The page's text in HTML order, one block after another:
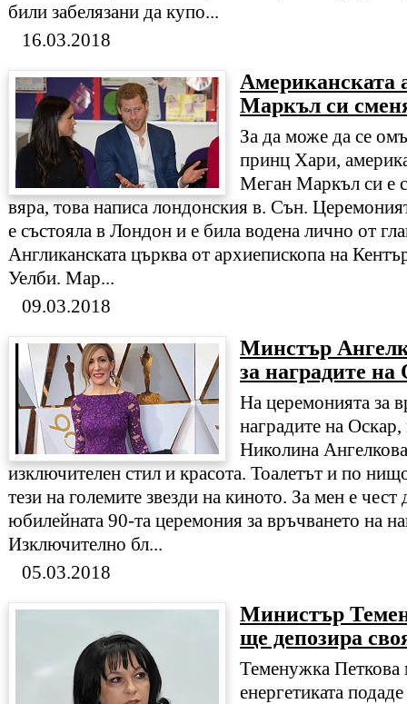
били забелязани да купо...
16.03.2018
Американската
Маркъл си
За да може да се
принц Хари,
Меган Маркъл си е
вяра, това написа лондонския в. Сън.
е състояла в Лондон и е била водена лично от
Англиканската църква от архиепископа на
Уелби. Мар...
09.03.2018
Минстър
за наградите на
На церемонията за
наградите на
Николина
изключителен стил и красота. Тоалетът и по
тези на големите звезди на киното. За мен е чест
юбилейната 90-та церемония за връчването на
Изключително бл...
05.03.2018
Министър
ще депозира
Теменужка Петкова
енергетиката